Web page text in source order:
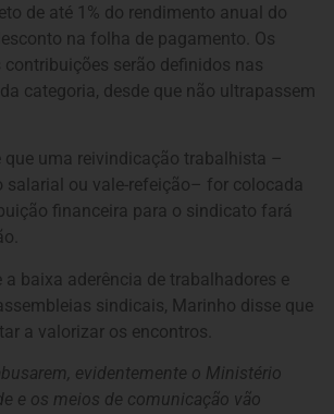
de até 1% do rendimento anual do
na folha de pagamento. Os
contribuições serão definidos nas
categoria, desde que não ultrapassem
que uma reivindicação trabalhista –
salarial ou vale-refeição– for colocada
financeira para o sindicato fará
a baixa aderência de trabalhadores e
sindicais, Marinho disse que
a valorizar os encontros.
evidentemente o Ministério
e os meios de comunicação vão